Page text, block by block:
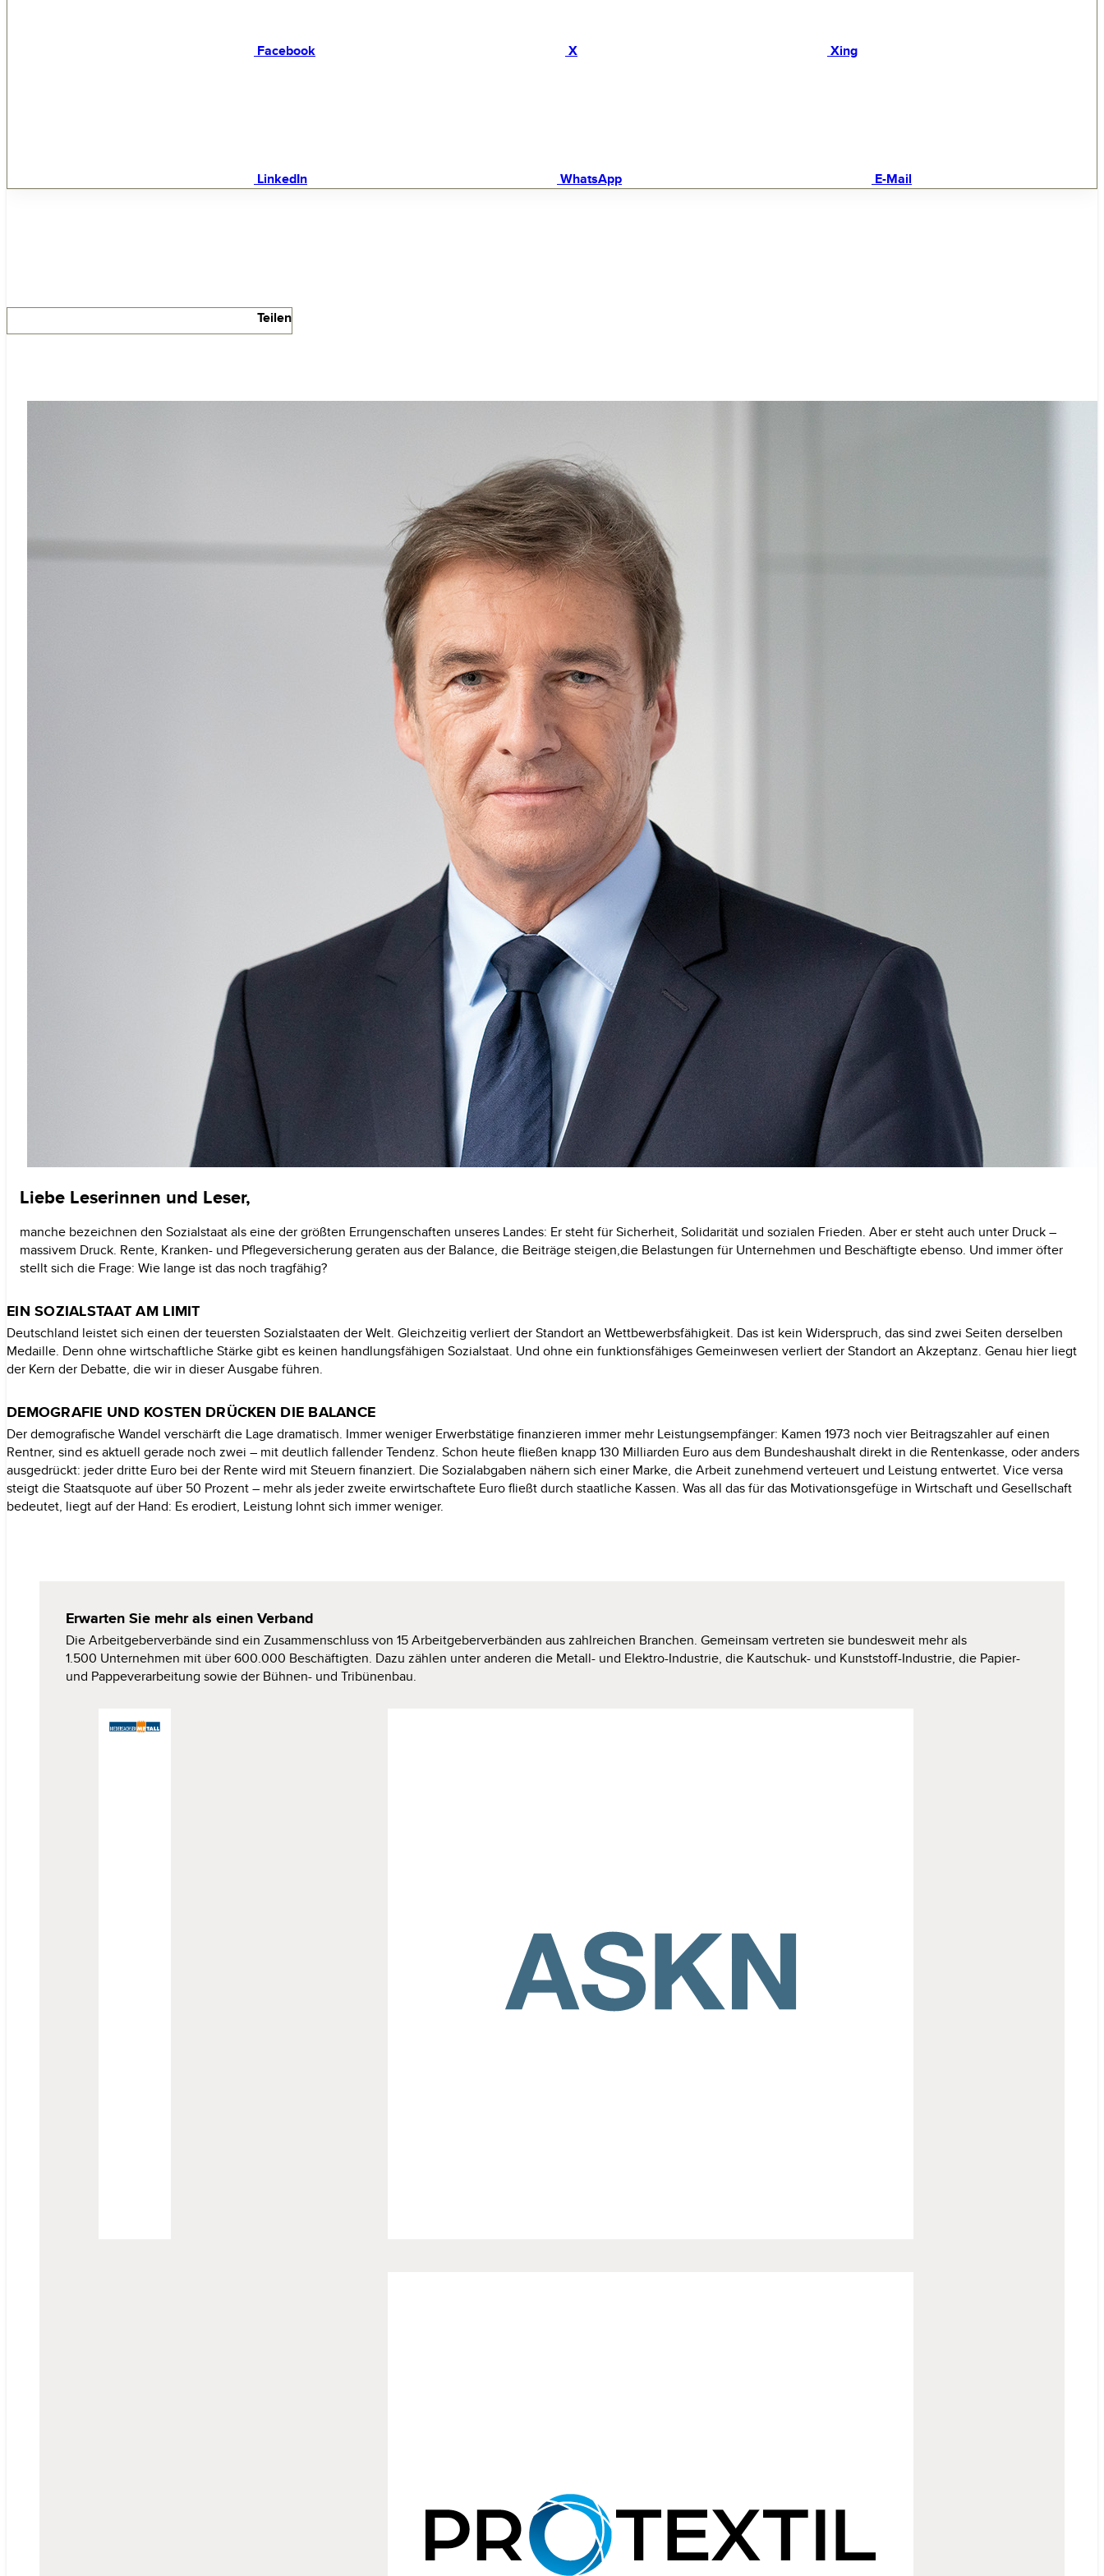
Facebook X Xing
LinkedIn WhatsApp E-Mail
Teilen
Liebe Leserinnen und Leser,
manche bezeichnen den Sozialstaat als eine der größten Errungenschaften unseres Landes: Er steht für Sicherheit, Solidarität und sozialen Frieden. Aber er steht auch unter Druck –
massivem Druck. Rente, Kranken- und Pflegever­sicherung geraten aus der Balance, die Beiträge steigen,die Belastungen für Unternehmen und Beschäftigte ebenso. Und immer öfter
stellt sich die Frage: Wie lange ist das noch tragfähig?
EIN SOZIALSTAAT AMLIMIT
Deutschland leistet sich einen der teuersten Sozialstaaten der Welt. Gleichzeitig verliert der Standort an Wettbewerbsfähigkeit. Das ist kein Widerspruch, das sind zwei Seiten derselben
Medaille. Denn ohne wirtschaftliche Stärke gibt es keinen handlungsfähigen Sozialstaat. Und ohne ein funktionsfähiges Gemeinwesen verliert der Standort an Akzeptanz. Genau hier liegt
der Kern der Debatte, die wir in dieser Ausgabeführen.
DEMOGRAFIE UND KOSTEN DRÜCKEN DIE BALANCE
Der demografische Wandel verschärft die Lage dramatisch. Immer weniger Erwerbstätige finanzieren immer mehr Leistungsempfänger: Kamen 1973 noch vier Beitragszahler auf einen
Rentner, sind es aktuell gerade noch zwei – mit deutlich fallender Tendenz. Schon heute fließen knapp130 Milliarden Euro aus dem Bundeshaushalt direkt in die Rentenkasse, oder anders
ausgedrückt: jederdritte Euro bei der Rente wird mit Steuern finanziert. Die Sozialabgaben nähern sich einer Marke, die Arbeit zunehmend verteuert und Leistung entwertet. Vice versa
steigt die Staatsquote auf über 50 Prozent– mehr als jeder zweite erwirtschaftete Euro fließt durch staatliche Kassen. Was all das für das Motivationsgefüge in Wirtschaft und Gesellschaft
bedeutet, liegt auf der Hand: Es erodiert, Leistung lohnt sich immerweniger.
Erwarten Sie mehr als einenVerband
Die Arbeitgeberverbände sind ein Zusammenschlussvon 15Arbeitgeberverbänden aus zahlreichen Branchen. Gemeinsam vertre­ten sie bundesweit mehr als
1.500 Unternehmen mit über600.000 Beschäftigten. Dazu zählen unter anderen die ­Metall- und Elektro-­Industrie, die Kautschuk- und Kunststoff-Industrie, die Papier-
und Pappeverarbeitung sowie der Bühnen- und Tribünenbau.